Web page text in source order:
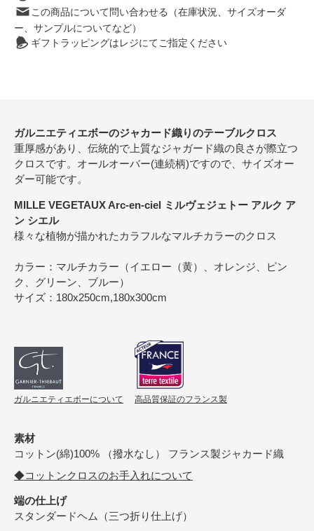
この商品について問い合わせる（在庫状況、サイズオーダ
ー、サンプルについてなど）
ギフトラッピングはレジにてご指定ください
ガルニエティエボーのジャカード織りのテーブルクロス
重厚感があり、伝統的で上質なジャガード織の良さが際立つ
クロスです。オールオーバー(連続柄)ですので、サイズオー
ダー可能です。
MILLE VEGETAUX Arc-en-ciel ミルヴェジェトー アルク ア
ン シエル
様々な植物が描かれたカラフルなマルチカラーのクロス
カラー：マルチカラー（イエロー（黄）、オレンジ、ピン
ク、グリーン、ブルー）
サイズ：180x250cm,180x300cm
ガルニエティエボーについて 高品質保証のフランス製
素材
コットン(綿)100% （撥水なし） フランス製ジャカード織
◆コットンクロスのお手入れについて
端の仕上げ
スタンダードヘム（三つ折り仕上げ）